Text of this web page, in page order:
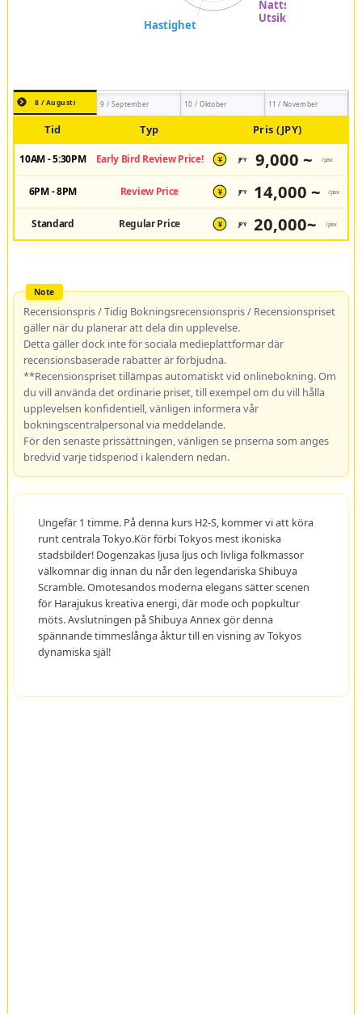
8 / Augusti 9 / September 10 / Oktober 11 / November
Tid Typ Pris (JPY)
10AM - 5:30PM Early Bird Review Price! ¥ JPY 9,000 ~ /pax
6PM - 8PM Review Price ¥ JPY 14,000 ~ /pax
Standard Regular Price ¥ JPY 20,000~ /pax
Recensionspris / Tidig Bokningsrecensionspris / Recensionspriset
gäller när du planerar att dela din upplevelse.
Detta gäller dock inte för sociala medieplattformar där
recensionsbaserade rabatter är förbjudna.
**Recensionspriset tillämpas automatiskt vid onlinebokning. Om
du vill använda det ordinarie priset, till exempel om du vill hålla
upplevelsen konfidentiell, vänligen informera vår
bokningscentralpersonal via meddelande.
För den senaste prissättningen, vänligen se priserna som anges
bredvid varje tidsperiod i kalendern nedan.
Ungefär 1 timme. På denna kurs H2-S, kommer vi att köra
runt centrala Tokyo.Kör förbi Tokyos mest ikoniska
stadsbilder! Dogenzakas ljusa ljus och livliga folkmassor
välkomnar dig innan du når den legendariska Shibuya
Scramble. Omotesandos moderna elegans sätter scenen
för Harajukus kreativa energi, där mode och popkultur
möts. Avslutningen på Shibuya Annex gör denna
spännande timmeslånga åktur till en visning av Tokyos
dynamiska själ!